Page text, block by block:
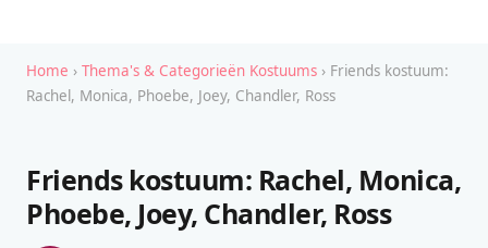
Home › Thema's & Categorieën Kostuums › Friends kostuum:
Rachel, Monica, Phoebe, Joey, Chandler, Ross
Friends kostuum: Rachel, Monica,
Phoebe, Joey, Chandler, Ross